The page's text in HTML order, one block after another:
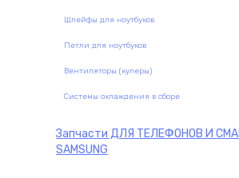
Шлейфы для ноутбуков
Петли для ноутбуков
Вентиляторы (кулеры)
Системы охлаждения в сборе
Запчасти ДЛЯ ТЕЛЕФОНОВ И
SAMSUNG